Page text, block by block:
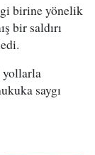
birine yönelik
bir saldırı
yollarla
saygı